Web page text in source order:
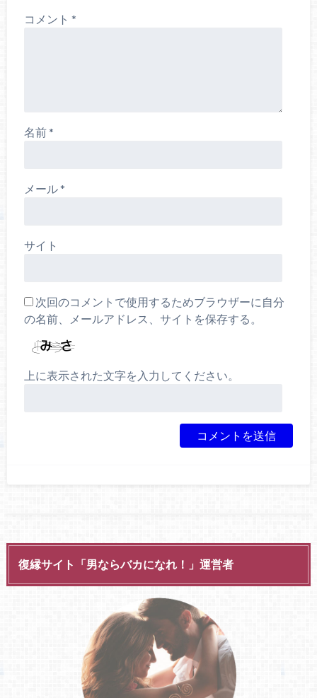
コメント *
名前*
メール*
サイト
次回のコメントで使用するためブラウザーに自分
の名前、メールアドレス、サイトを保存する。
上に表示された文字を入力してください。
復縁サイト「男ならバカになれ！」運営者